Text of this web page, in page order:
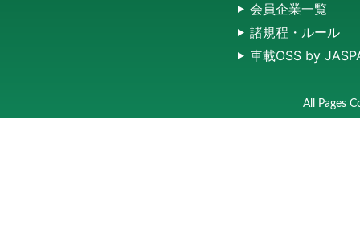
会員企業一覧
諸規程・ルール
車載OSS by
All Pages